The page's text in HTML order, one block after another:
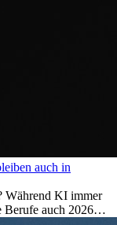
auch in
Während KI immer
Berufe auch 2026